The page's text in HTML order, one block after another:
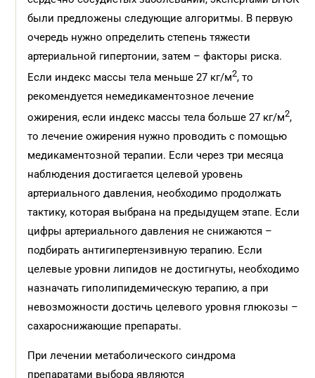
были предложены следующие алгоритмы. В первую
очередь нужно определить степень тяжести
артериальной гипертонии, затем – факторы риска.
Если индекс массы тела меньше 27 кг/м2, то
рекомендуется немедикаментозное лечение
ожирения, если индекс массы тела больше 27 кг/м2,
то лечение ожирения нужно проводить с помощью
медикаментозной терапии. Если через три месяца
наблюдения достигается целевой уровень
артериального давления, необходимо продолжать
тактику, которая выбрана на предыдущем этапе. Если
цифры артериального давления не снижаются –
подбирать антигипертензивную терапию. Если
целевые уровни липидов не достигнуты, необходимо
назначать гиполипидемическую терапию, а при
невозможности достичь целевого уровня глюкозы –
сахароснижающие препараты.
При лечении метаболического синдрома
препаратами выбора являются